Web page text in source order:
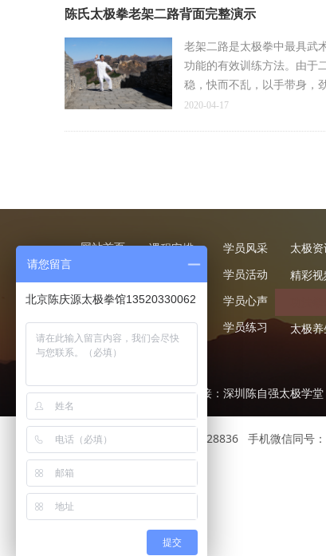
陈氏太极拳老架二路背面完整演示
老架二路是太极拳中最具武
功能的有效训练方法。由于
稳，快而不乱，以手带身，
再学习此套拳法为好
2020-04-17
网站首页
教练团队
联系我们
课程安排
一对一
学员风采
学员活动
学员心声
学员练习
太极资
精彩视
太极养
友情链接： 深圳陈自强太极学堂
服务热线：010-57028836 手机微信同
请您留言
北京陈庆源太极拳馆13520330062
提交